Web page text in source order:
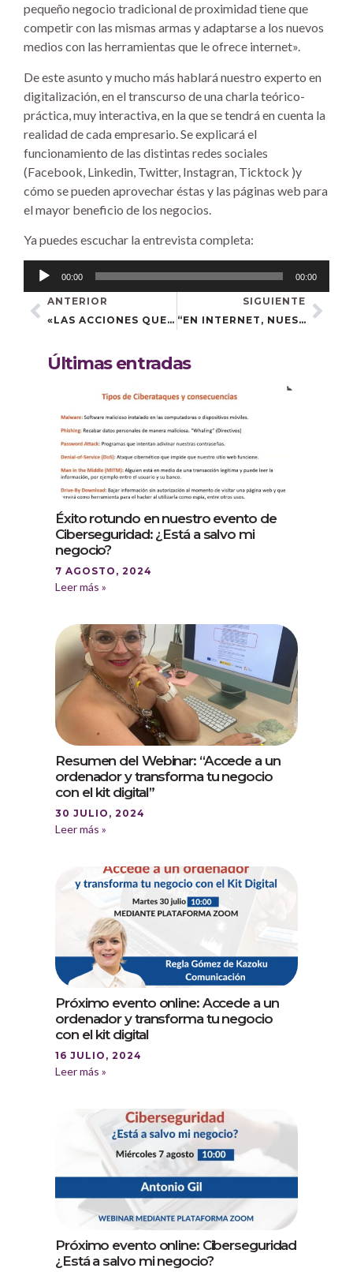
pequeño negocio tradicional de proximidad tiene que
competir con las mismas armas y adaptarse a los nuevos
medios con las herramientas que le ofrece internet».
De este asunto y mucho más hablará nuestro experto en
digitalización, en el transcurso de una charla teórico-
práctica, muy interactiva, en la que se tendrá en cuenta la
realidad de cada empresario. Se explicará el
funcionamiento de las distintas redes sociales
(Facebook, Linkedin, Twitter, Instagran, Ticktock )y
cómo se pueden aprovechar éstas y las páginas web para
el mayor beneficio de los negocios.
Ya puedes escuchar la entrevista completa:
Reproductor
audio
00:00 00:00
ANTERIOR
«LAS ACCIONES QUE REALIZÁIS ME PARECEN FUNDAMENTALES Y NECESARIAS PARA IMPULSAR NUESTROS NEGOCIOS»
SIGUIENTE
“EN INTERNET, NUESTRO NEGOCIO ESTÁ ABIERTO LAS 24 HORAS LOS 7 DÍAS DE LA SEMANA”
Últimas entradas
Éxito rotundo en nuestro evento de
Ciberseguridad: ¿Está a salvo mi
negocio?
7 AGOSTO, 2024
Leer más »
Resumen del Webinar: “Accede a un
ordenador y transforma tu negocio
con el kit digital”
30 JULIO, 2024
Leer más »
Próximo evento online: Accede a un
ordenador y transforma tu negocio
con el kit digital
16 JULIO, 2024
Leer más »
Próximo evento online: Ciberseguridad
¿Está a salvo mi negocio?